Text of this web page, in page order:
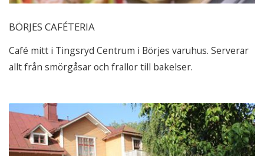
BÖRJES CAFÉTERIA
Café mitt i Tingsryd Centrum i Börjes varuhus. Serverar
allt från smörgåsar och frallor till bakelser.